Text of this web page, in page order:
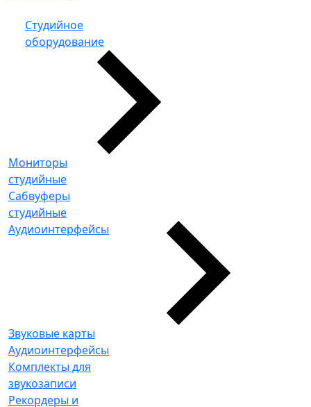
Студийное
оборудование
Мониторы
студийные
Сабвуферы
студийные
Аудиоинтерфейсы
Звуковые карты
Аудиоинтерфейсы
Комплекты для
звукозаписи
Рекордеры и